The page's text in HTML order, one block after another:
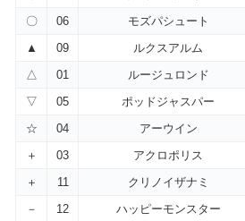
〇
06 モズパシュート
▲
09 ルクスアルム
△
01 ルージュロンド
▽
05 ポッドジャスパー
☆
04 アーウイン
＋
03 アクロポリス
＋
11 クリノイザナミ
－
12 ハッピーモンスター